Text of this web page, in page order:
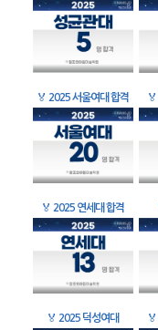
🏅 2025 서울여대 합격 🏅
🏅 2025 연세대 합격
🏅 2025 덕성여대 🏅